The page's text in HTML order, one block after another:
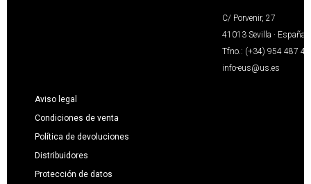
C/ Porvenir, 27
41013 Sevilla · España
Tfno.: (+34) 954 487
info-eus@us.es
Aviso legal
Condiciones de venta
Política de devoluciones
Distribuidores
Protección de datos